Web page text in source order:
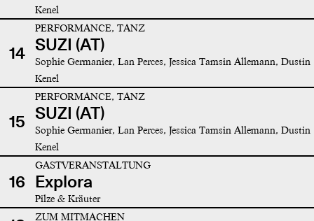
Kenel
14
PERFORMANCE, TANZ
SUZI (AT)
Sophie Germanier, Lan Perces, Jessica Tamsin Allemann, Dustin
Kenel
15
PERFORMANCE, TANZ
SUZI (AT)
Sophie Germanier, Lan Perces, Jessica Tamsin Allemann, Dustin
Kenel
16
GASTVERANSTALTUNG
Explora
Pilze & Kräuter
ZUM MITMACHEN